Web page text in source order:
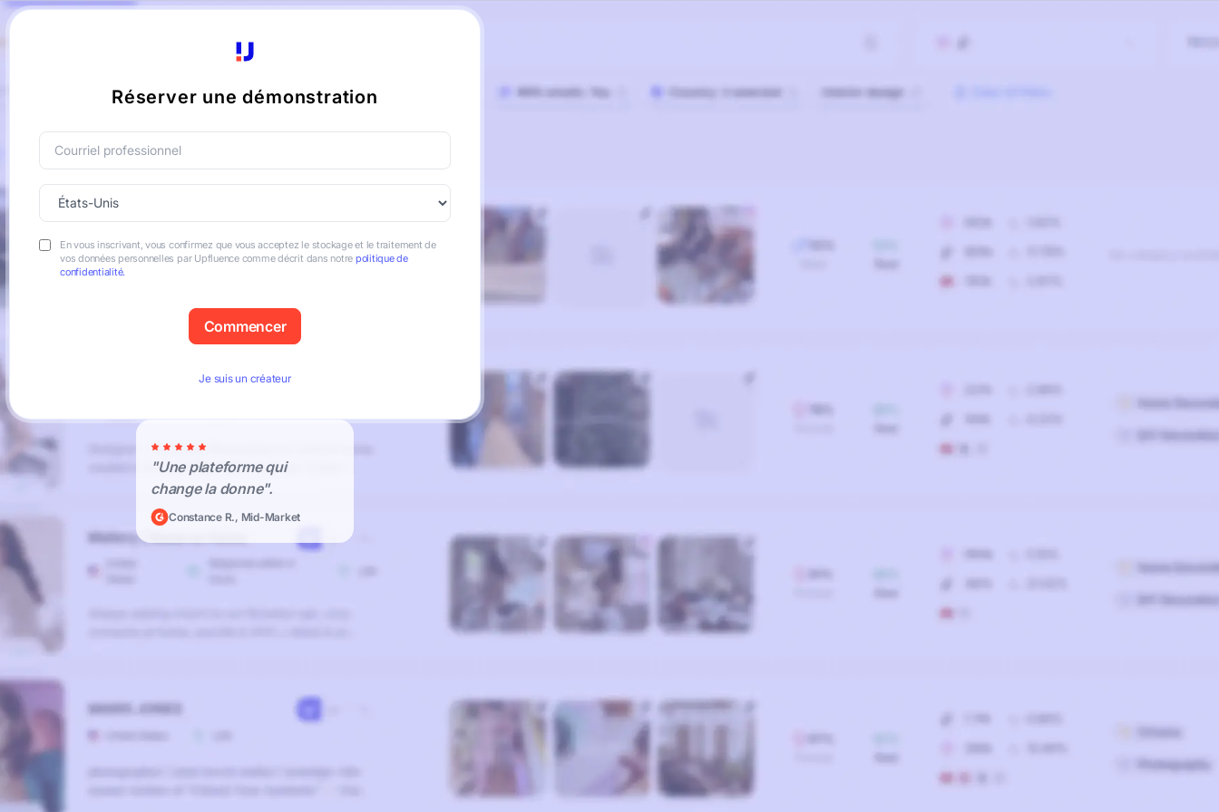
Réserver une démonstration
En vous inscrivant, vous confirmez que vous acceptez le stockage et le traitement de
vos données personnelles par Upfluence comme décrit dans notre politique de
confidentialité.
Je suis un créateur
"Une plateforme qui
change la donne".
Constance R., Mid-Market